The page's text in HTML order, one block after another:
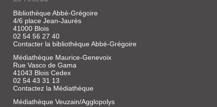
Bibliothèque Abbé-Grégoire
4/6 place Jean-Jaurès
41000 Blois
02 54 56 27 40
Contacter la bibliothèque Abbé-Grégoire
Médiathèque Maurice-Genevoix
Rue Vasco de Gama
41043 Blois Cedex
02 54 43 31 13
Contactez la Médiathèque
Médiathèque Veuzain/Agglopolys